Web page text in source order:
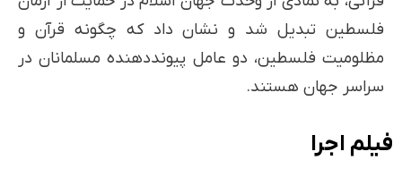
فلسطین تبدیل شد و نشان داد که چگونه قرآن و
مظلومیت فلسطین، دو عامل پیونددهنده مسلمانان در
سراسر جهان هستند.
فیلم اجرا